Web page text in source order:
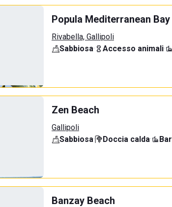
Popula Mediterranean Bay
Rivabella, Gallipoli
Sabbiosa· Accesso animali·
Zen Beach
Gallipoli
Sabbiosa· Doccia calda· Bar
Banzay Beach